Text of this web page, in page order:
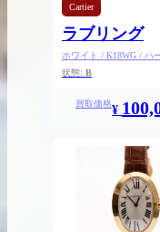
希少なリザード素材の
高く売るためのポイント
Cartier
ラブリング
ホワイト / K18WG / ハ
状態: B
買取価格¥